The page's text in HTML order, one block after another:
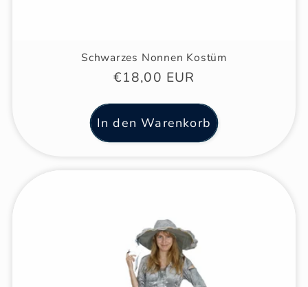
Schwarzes Nonnen Kostüm
Normaler
€18,00 EUR
In den Warenkorb